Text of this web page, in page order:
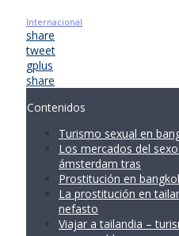
Internacional
share
tweet
gplus
share
Contenidos
Turismo sexual en
Los mercados del
ámsterdam tras
Prostitución en
La prostitución en
nefasto
Viajar a tailandia –